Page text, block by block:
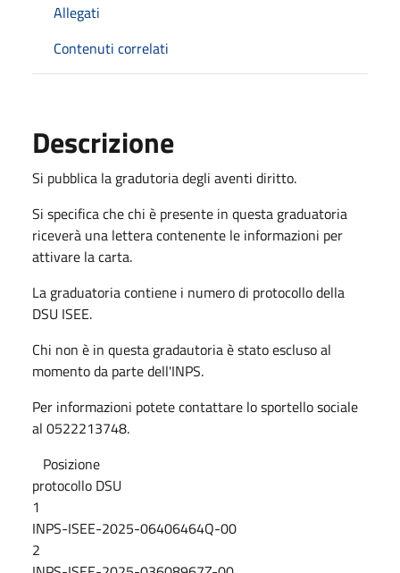
Allegati
Contenuti correlati
Descrizione
Si pubblica la gradutoria degli aventi diritto.
Si specifica che chi è presente in questa graduatoria
riceverà una lettera contenente le informazioni per
attivare la carta.
La graduatoria contiene i numero di protocollo della
DSU ISEE.
Chi non è in questa gradautoria è stato escluso al
momento da parte dell'INPS.
Per informazioni potete contattare lo sportello sociale
al 0522213748.
Posizione
protocollo DSU
1
INPS-ISEE-2025-06406464Q-00
2